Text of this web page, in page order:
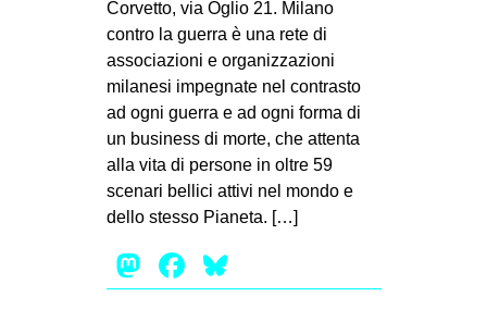
SPAZI
SPORT POPOLARE
MOVIMENTI
AMBIENTE
ANTIFASCISMO
DIRITTO ALL’ABITARE
GENERI
MIGRAZIONI
Corvetto, via Oglio 21. Milano
contro la guerra è una rete di
associazioni e organizzazioni
milanesi impegnate nel contrasto
ad ogni guerra e ad ogni forma di
un business di morte, che attenta
alla vita di persone in oltre 59
scenari bellici attivi nel mondo e
dello stesso Pianeta. […]
Mastodon
Facebook